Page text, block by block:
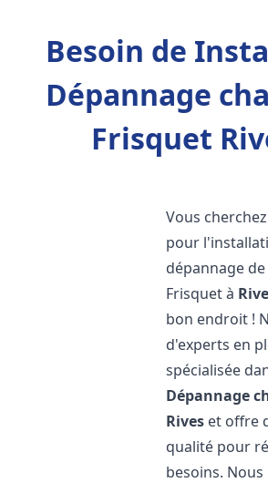
Besoin de
Dépannage
Frisquet
Vous
pour
dépannage
Frisquet à
bon endroit !
d'experts en
spécialisée
Dépannage
Rives et offre
qualité pour
besoins.